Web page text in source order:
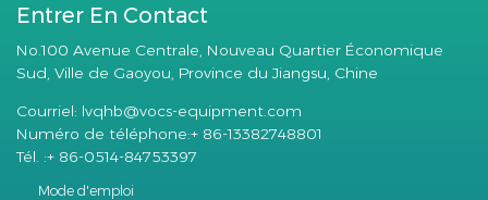
Entrer En Contact
No.100 Avenue Centrale, Nouveau Quartier Économique
Sud, Ville de Gaoyou, Province du Jiangsu, Chine
Courriel: lvqhb@vocs-equipment.com
Numéro de téléphone:+ 86-13382748801
Tél. :+ 86-0514-84753397
Mode d'emploi